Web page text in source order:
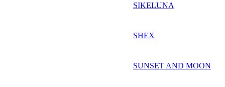
SIKELUNA
SHEX
SUNSET AND MOON